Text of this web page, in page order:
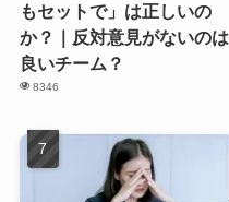
もセットで」は正しいの
か？｜反対意見がないのは
良いチーム？
8346